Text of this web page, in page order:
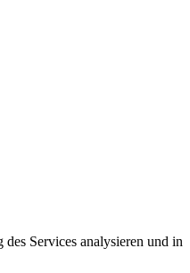
Services analysieren und in